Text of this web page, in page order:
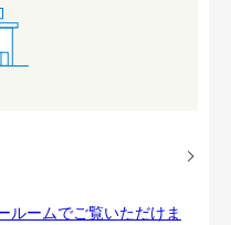
ルームでご覧いただけま